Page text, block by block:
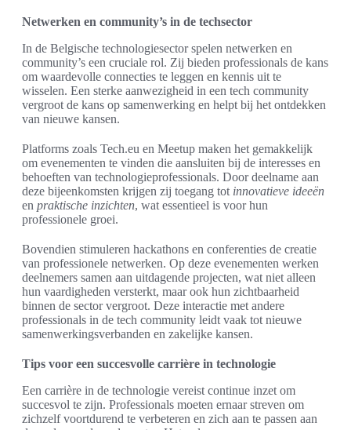
Netwerken en community’s in de techsector
In de Belgische technologiesector spelen netwerken en
community’s een cruciale rol. Zij bieden professionals de kans
om waardevolle connecties te leggen en kennis uit te
wisselen. Een sterke aanwezigheid in een tech community
vergroot de kans op samenwerking en helpt bij het ontdekken
van nieuwe kansen.
Platforms zoals Tech.eu en Meetup maken het gemakkelijk
om evenementen te vinden die aansluiten bij de interesses en
behoeften van technologieprofessionals. Door deelname aan
deze bijeenkomsten krijgen zij toegang tot innovatieve ideeën
en praktische inzichten, wat essentieel is voor hun
professionele groei.
Bovendien stimuleren hackathons en conferenties de creatie
van professionele netwerken. Op deze evenementen werken
deelnemers samen aan uitdagende projecten, wat niet alleen
hun vaardigheden versterkt, maar ook hun zichtbaarheid
binnen de sector vergroot. Deze interactie met andere
professionals in de tech community leidt vaak tot nieuwe
samenwerkingsverbanden en zakelijke kansen.
Tips voor een succesvolle carrière in technologie
Een carrière in de technologie vereist continue inzet om
succesvol te zijn. Professionals moeten ernaar streven om
zichzelf voortdurend te verbeteren en zich aan te passen aan